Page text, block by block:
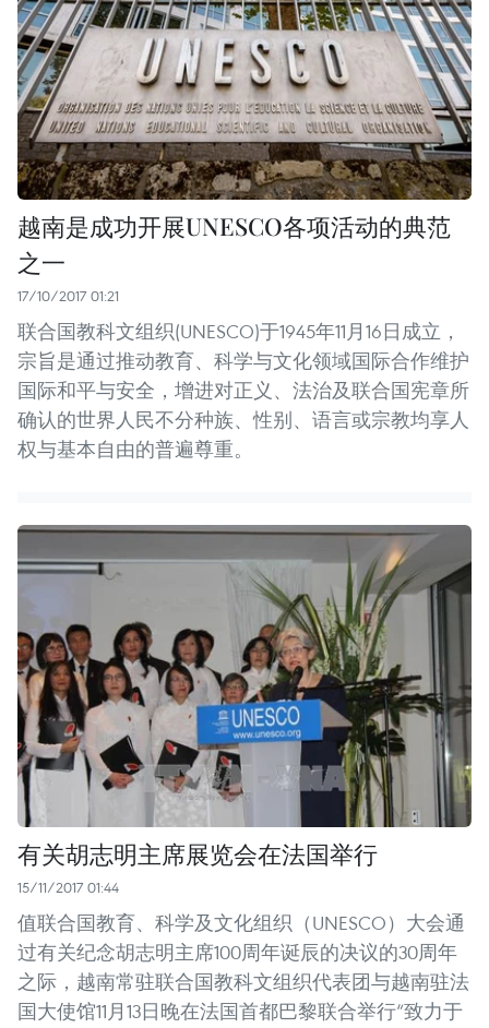
越南是成功开展UNESCO各项活动的典范
之一
17/10/2017 01:21
联合国教科文组织(UNESCO)于1945年11月16日成立，
宗旨是通过推动教育、科学与文化领域国际合作维护
国际和平与安全，增进对正义、法治及联合国宪章所
确认的世界人民不分种族、性别、语言或宗教均享人
权与基本自由的普遍尊重。
有关胡志明主席展览会在法国举行
15/11/2017 01:44
值联合国教育、科学及文化组织（UNESCO）大会通
过有关纪念胡志明主席100周年诞辰的决议的30周年
之际，越南常驻联合国教科文组织代表团与越南驻法
国大使馆11月13日晚在法国首都巴黎联合举行“致力于